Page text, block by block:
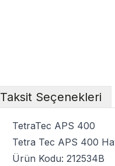
Taksit Seçenekleri
TetraTec APS 400
Tetra Tec APS 400
Ürün Kodu: 212534B